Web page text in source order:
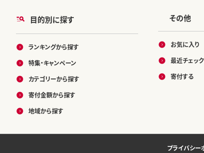
目的別に探す
ランキングから探す
特集・キャンペーン
カテゴリーから探す
寄付金額から探す
地域から探す
その他
お気に入り
最近チェッ
寄付する
プライバシー